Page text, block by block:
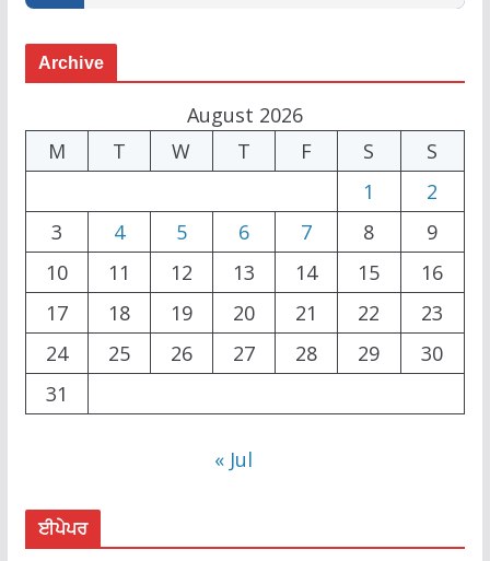
Archive
August 2026
M
T W T F S
S
1
2
3
4 5 6 7 8
9
10
11 12 13 14 15
16
17
18 19 20 21 22
23
24
25 26 27 28 29
30
31
« Jul
ਈਪੇਪਰ